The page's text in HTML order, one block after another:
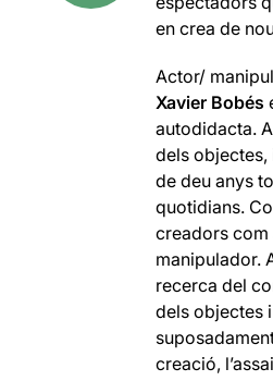
en crea de
Actor/
Xavier Bobés
autodidacta.
dels objectes,
de deu anys
quotidians.
creadors com
manipulador.
recerca del
dels objectes
creació,